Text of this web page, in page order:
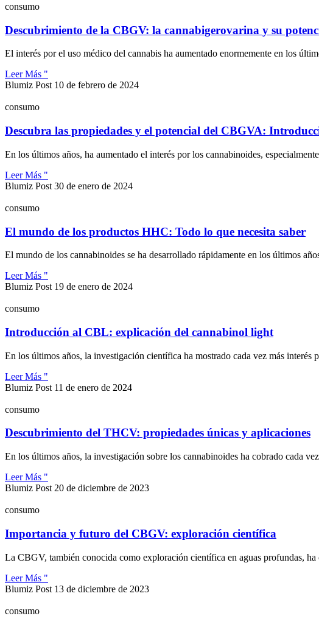
consumo
Descubrimiento de la CBGV: la cannabigerovarina y su
El interés por el uso médico del cannabis ha aumentado enormemente en los
Leer Más "
Blumiz Post 10 de febrero de 2024
consumo
Descubra las propiedades y el potencial del CBGVA:
En los últimos años, ha aumentado el interés por los cannabinoides,
Leer Más "
Blumiz Post 30 de enero de 2024
consumo
El mundo de los productos HHC: Todo lo que necesita saber
El mundo de los cannabinoides se ha desarrollado rápidamente en los últimos
Leer Más "
Blumiz Post 19 de enero de 2024
consumo
Introducción al CBL: explicación del cannabinol light
En los últimos años, la investigación científica ha mostrado cada vez más interés
Leer Más "
Blumiz Post 11 de enero de 2024
consumo
Descubrimiento del THCV: propiedades únicas y aplicaciones
En los últimos años, la investigación sobre los cannabinoides ha cobrado cada
Leer Más "
Blumiz Post 20 de diciembre de 2023
consumo
Importancia y futuro del CBGV: exploración científica
La CBGV, también conocida como exploración científica en aguas profundas, ha
Leer Más "
Blumiz Post 13 de diciembre de 2023
consumo